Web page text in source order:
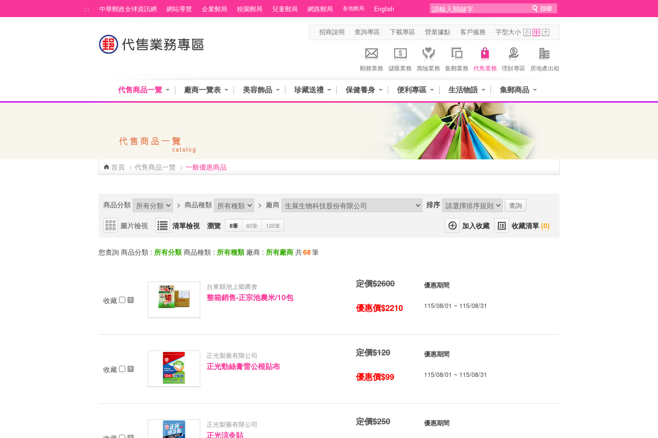
::: 中華郵政全球資訊網 網站導覽 企業郵局 校園郵局 兒童郵局 網路郵局 各地郵局 English
招商說明 查詢專區 下載專區 營業據點 客戶服務 字型大小
郵務業務 儲匯業務 壽險業務 集郵業務 代售業務 理財專區 房地產出租
代售商品一覽 廠商一覽表 美容飾品 珍藏送禮 保健養身 便利專區 生活物語 集郵商品
首頁 > 代售商品一覽 > 一般優惠商品
商品分類 > 商品種類 > 廠商 排序
圖片檢視 清單檢視 瀏覽 8筆 60筆 120筆 收藏清單 (0)
您查詢 商品分類 : 所有分類 商品種類 : 所有種類 廠商 : 所有廠商 共68筆
收藏
台東縣池上鄉農會
整箱銷售-正宗池農米/10包
定價$2600
優惠價$2210
優惠期間
115/08/01 ~ 115/08/31
收藏
正光製藥有限公司
正光勁絲膏雷公根貼布
定價$120
優惠價$99
優惠期間
115/08/01 ~ 115/08/31
正光製藥有限公司
正光涼灸貼
定價$250 優惠期間